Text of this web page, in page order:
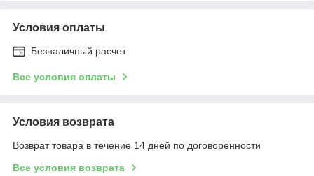
Условия оплаты
Безналичный расчет
Все условия оплаты
Условия возврата
Возврат товара в течение 14 дней по договоренности
Все условия возврата